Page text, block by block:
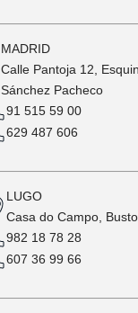
MADRID
Calle Pantoja 12,
Sánchez Pacheco
91 515 59 00
629 487 606
LUGO
Casa do Campo,
982 18 78 28
607 36 99 66